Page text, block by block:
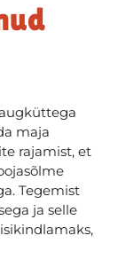
maja
rajamist, et
Tegemist
ja selle